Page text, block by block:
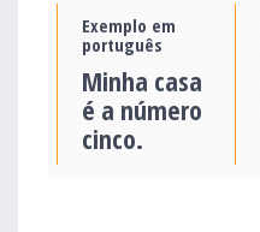
Exemplo em
português
Minha casa
é a número
cinco.